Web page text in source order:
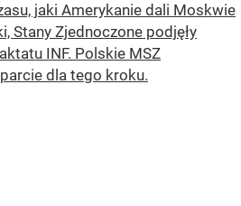
jaki Amerykanie dali Moskwie
Stany Zjednoczone podjęły
INF. Polskie MSZ
dla tego kroku.